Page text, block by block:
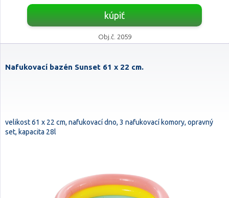
kúpiť
Obj.č. 2059
Nafukovací bazén Sunset 61 x 22 cm.
velikost 61 x 22 cm, nafukovací dno, 3 nafukovací komory, opravný
set, kapacita 28l